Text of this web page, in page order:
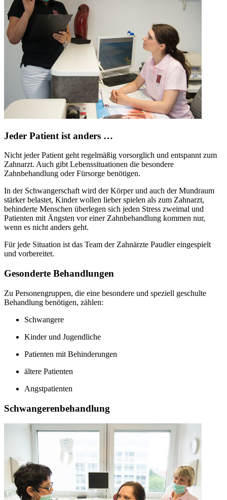
Jeder Patient ist anders …
Nicht jeder Patient geht regelmäßig vorsorglich und entspannt zum
Zahnarzt. Auch gibt Lebenssituationen die besondere
Zahnbehandlung oder Fürsorge benötigen.
In der Schwangerschaft wird der Körper und auch der Mundraum
stärker belastet, Kinder wollen lieber spielen als zum Zahnarzt,
behinderte Menschen überlegen sich jeden Stress zweimal und
Patienten mit Ängsten vor einer Zahnbehandlung kommen nur,
wenn es nicht anders geht.
Für jede Situation ist das Team der Zahnärzte Paudler eingespielt
und vorbereitet.
Gesonderte Behandlungen
Zu Personengruppen, die eine besondere und speziell geschulte
Behandlung benötigen, zählen:
Schwangere
Kinder und Jugendliche
Patienten mit Behinderungen
ältere Patienten
Angstpatienten
Schwangerenbehandlung